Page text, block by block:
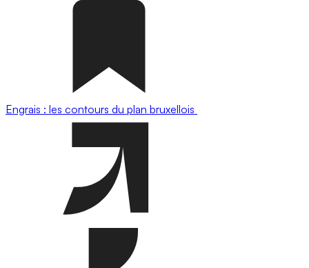
Engrais : les contours du plan bruxellois